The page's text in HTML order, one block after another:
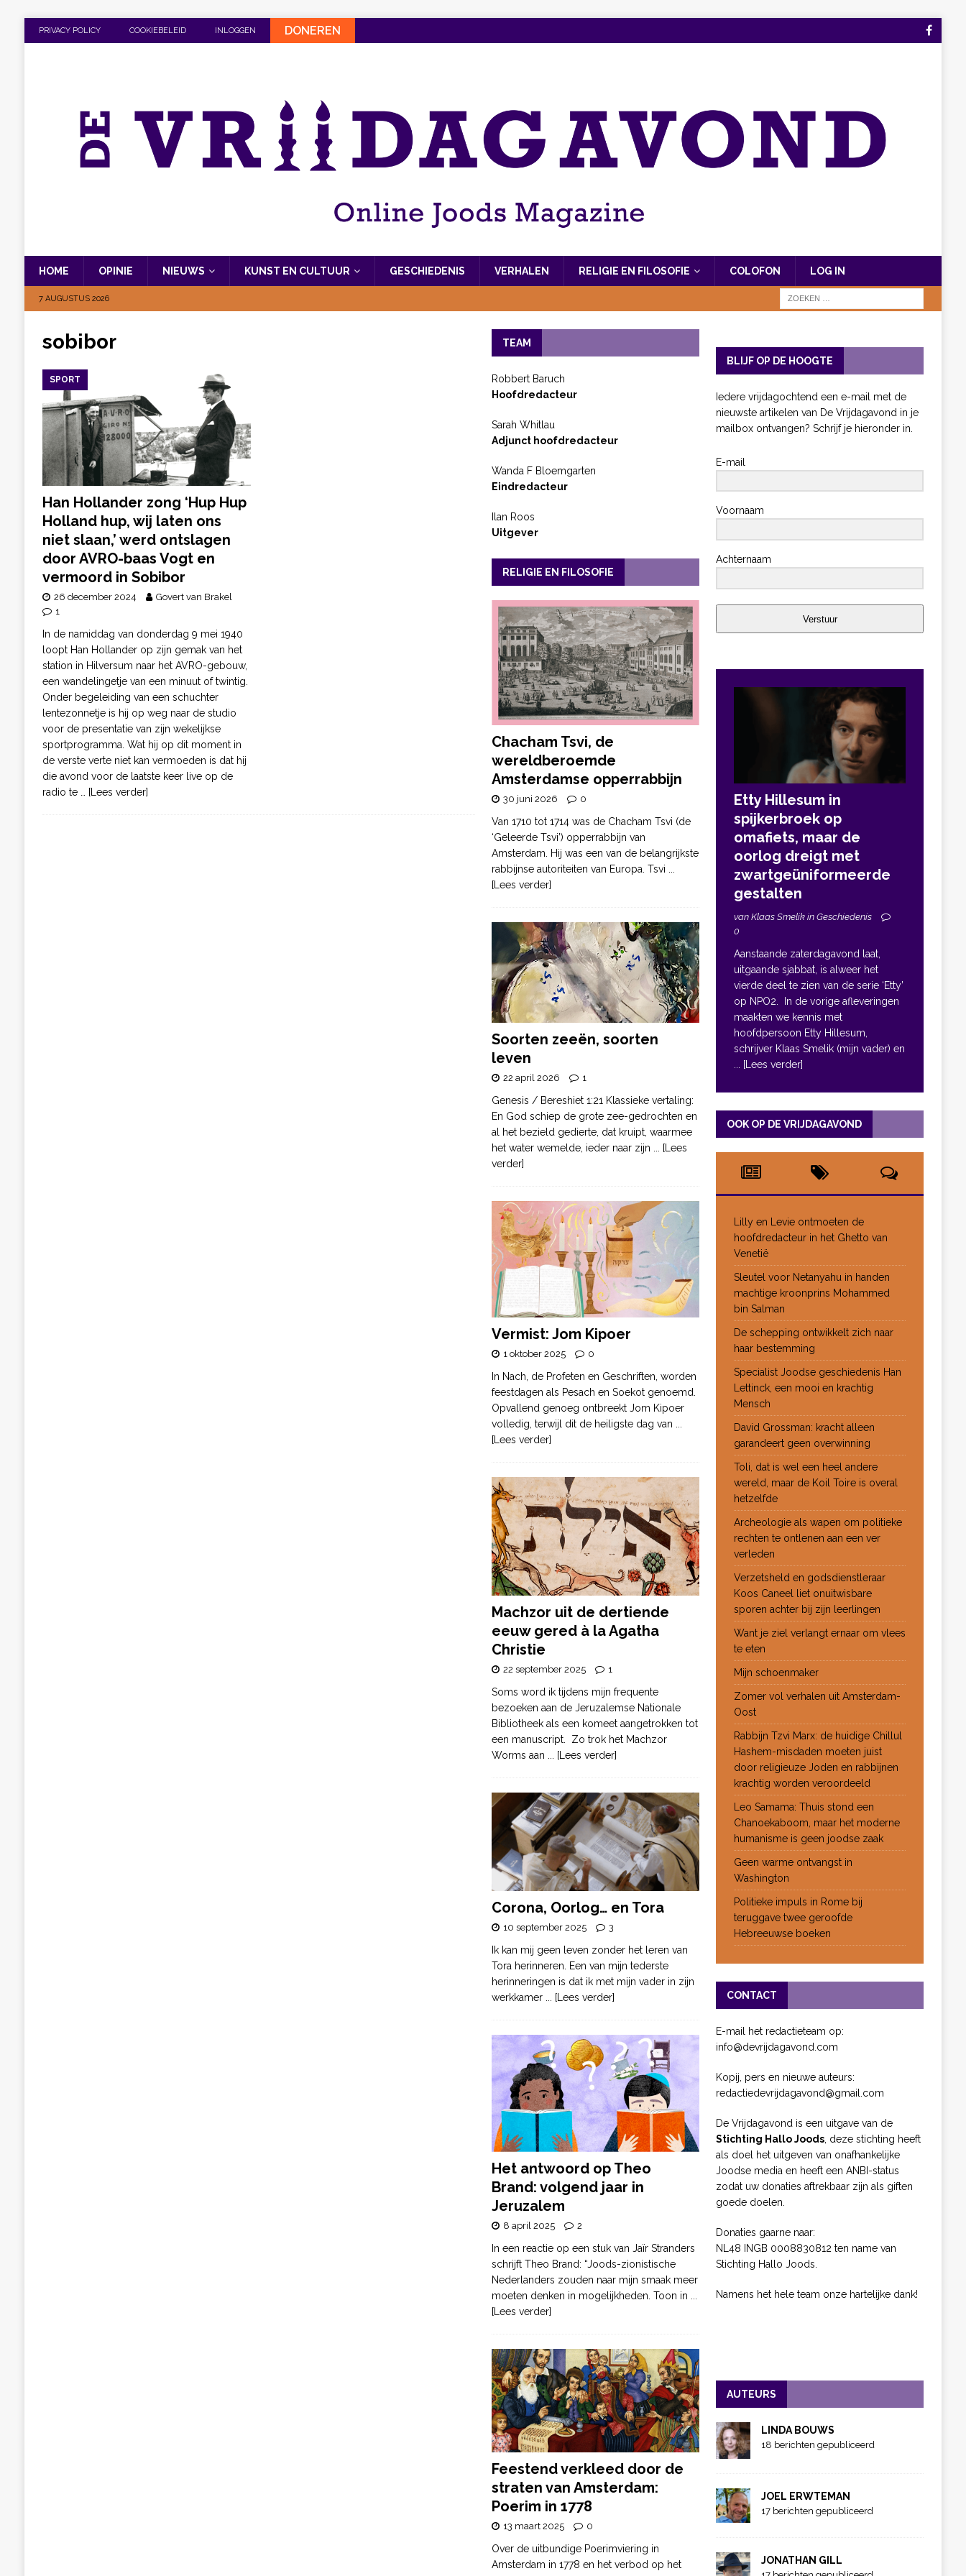
PRIVACY POLICY COOKIEBELEID INLOGGEN DONEREN
HOME OPINIE NIEUWS KUNST EN CULTUUR GESCHIEDENIS VERHALEN RELIGIE EN FILOSOFIE COLOFON LOG IN
7 AUGUSTUS 2026
sobibor
SPORT
Han Hollander zong ‘Hup Hup
Holland hup, wij laten ons
niet slaan,’ werd ontslagen
door AVRO-baas Vogt en
vermoord in Sobibor
26 december 2024
Govert van Brakel
1
In de namiddag van donderdag 9 mei 1940
loopt Han Hollander op zijn gemak van het
station in Hilversum naar het AVRO-gebouw,
een wandelingetje van een minuut of twintig.
Onder begeleiding van een schuchter
lentezonnetje is hij op weg naar de studio
voor de presentatie van zijn wekelijkse
sportprogramma. Wat hij op dit moment in
de verste verte niet kan vermoeden is dat hij
die avond voor de laatste keer live op de
radio te
… [Lees verder]
TEAM
Robbert Baruch
Hoofdredacteur
Sarah Whitlau
Adjunct hoofdredacteur
Wanda F Bloemgarten
Eindredacteur
Ilan Roos
Uitgever
RELIGIE EN FILOSOFIE
Chacham Tsvi, de
wereldberoemde
Amsterdamse opperrabbijn
30 juni 2026 0
Van 1710 tot 1714 was de Chacham Tsvi (de
‘Geleerde Tsvi’) opperrabbijn van
Amsterdam. Hij was een van de belangrijkste
rabbijnse autoriteiten van Europa. Tsvi
[Lees verder]
Soorten zeeën, soorten
leven
22 april 2026 1
Genesis / Bereshiet 1:21 Klassieke vertaling:
En God schiep de grote zee-gedrochten en
al het bezield gedierte, dat kruipt, waarmee
het water wemelde, ieder naar zijn ... [Lees
verder]
Vermist: Jom Kipoer
1 oktober 2025 0
In Nach, de Profeten en Geschriften, worden
feestdagen als Pesach en Soekot genoemd.
Opvallend genoeg ontbreekt Jom Kipoer
volledig, terwijl dit de heiligste dag van
[Lees verder]
Machzor uit de dertiende
eeuw gered à la Agatha
Christie
22 september 2025 1
Soms word ik tijdens mijn frequente
bezoeken aan de Jeruzalemse Nationale
Bibliotheek als een komeet aangetrokken tot
een manuscript. Zo trok het Machzor
Worms aan ... [Lees verder]
Corona, Oorlog… en Tora
10 september 2025 3
Ik kan mij geen leven zonder het leren van
Tora herinneren. Een van mijn tederste
herinneringen is dat ik met mijn vader in zijn
werkkamer ... [Lees verder]
Het antwoord op Theo
Brand: volgend jaar in
Jeruzalem
8 april 2025 2
In een reactie op een stuk van Jaïr Stranders
schrijft Theo Brand: “Joods-zionistische
Nederlanders zouden naar mijn smaak meer
moeten denken in mogelijkheden. Toon in
[Lees verder]
Feestend verkleed door de
straten van Amsterdam:
Poerim in 1778
13 maart 2025 0
Over de uitbundige Poerimviering in
Amsterdam in 1778 en het verbod op het
BLIJF OP DE HOOGTE
Iedere vrijdagochtend een e-mail met de
nieuwste artikelen van De Vrijdagavond in je
mailbox ontvangen? Schrijf je hieronder in.
E-mail
Voornaam
Achternaam
Verstuur
Etty Hillesum in
spijkerbroek op
omafiets, maar de
oorlog dreigt met
zwartgeüniformeerde
gestalten
van Klaas Smelik in Geschiedenis
0
Aanstaande zaterdagavond laat,
uitgaande sjabbat, is alweer het
vierde deel te zien van de serie ‘Etty’
op NPO2. In de vorige afleveringen
maakten we kennis met
hoofdpersoon Etty Hillesum,
schrijver Klaas Smelik (mijn vader) en
... [Lees verder]
OOK OP DE VRIJDAGAVOND
Lilly en Levie ontmoeten de
hoofdredacteur in het Ghetto van
Venetië
Sleutel voor Netanyahu in handen
machtige kroonprins Mohammed
bin Salman
De schepping ontwikkelt zich naar
haar bestemming
Specialist Joodse geschiedenis Han
Lettinck, een mooi en krachtig
Mensch
David Grossman: kracht alleen
garandeert geen overwinning
Toli, dat is wel een heel andere
wereld, maar de Koil Toire is overal
hetzelfde
Archeologie als wapen om politieke
rechten te ontlenen aan een ver
verleden
Verzetsheld en godsdienstleraar
Koos Caneel liet onuitwisbare
sporen achter bij zijn leerlingen
Want je ziel verlangt ernaar om vlees
te eten
Mijn schoenmaker
Zomer vol verhalen uit Amsterdam-
Oost
Rabbijn Tzvi Marx: de huidige Chillul
Hashem-misdaden moeten juist
door religieuze Joden en rabbijnen
krachtig worden veroordeeld
Leo Samama: Thuis stond een
Chanoekaboom, maar het moderne
humanisme is geen joodse zaak
Geen warme ontvangst in
Washington
Politieke impuls in Rome bij
teruggave twee geroofde
Hebreeuwse boeken
CONTACT
E-mail het redactieteam op:
info@devrijdagavond.com
Kopij, pers en nieuwe auteurs:
redactiedevrijdagavond@gmail.com
De Vrijdagavond is een uitgave van de
Stichting Hallo Joods, deze stichting heeft
als doel het uitgeven van onafhankelijke
Joodse media en heeft een ANBI-status
zodat uw donaties aftrekbaar zijn als giften
goede doelen.
Donaties gaarne naar:
NL48 INGB 0008830812 ten name van
Stichting Hallo Joods.
Namens het hele team onze hartelijke dank!
AUTEURS
LINDA BOUWS
18 berichten gepubliceerd
JOEL ERWTEMAN
17 berichten gepubliceerd
JONATHAN GILL